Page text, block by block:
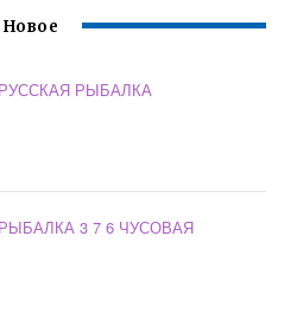
Новое
РЫБАЛКА
3 7 6 ЧУСОВАЯ